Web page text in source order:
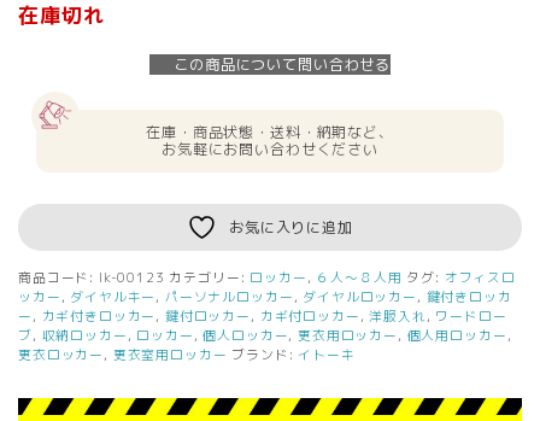
在庫切れ
この商品について問い合わせる
在庫・商品状態・送料・納期など、
お気軽にお問い合わせください
お気に入りに追加
商品コード: lk-00123 カテゴリー: ロッカー , ６人～８人用 タグ: オフィスロ
ッカー , ダイヤルキー , パーソナルロッカー , ダイヤルロッカー , 鍵付きロッカ
ー , カギ付きロッカー , 鍵付ロッカー , カギ付ロッカー ,洋服入れ, ワードロー
ブ, 収納ロッカー , ロッカー ,個人ロッカー,更衣用ロッカー , 個人用ロッカー ,
更衣ロッカー , 更衣室用ロッカー ブランド:イトーキ